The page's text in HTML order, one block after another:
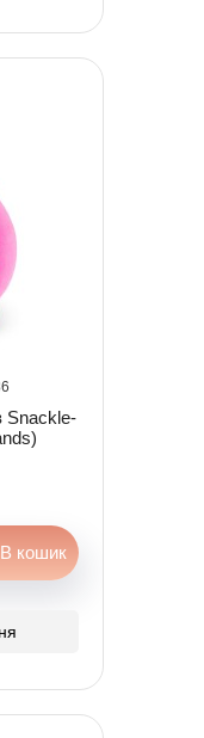
Snackle-